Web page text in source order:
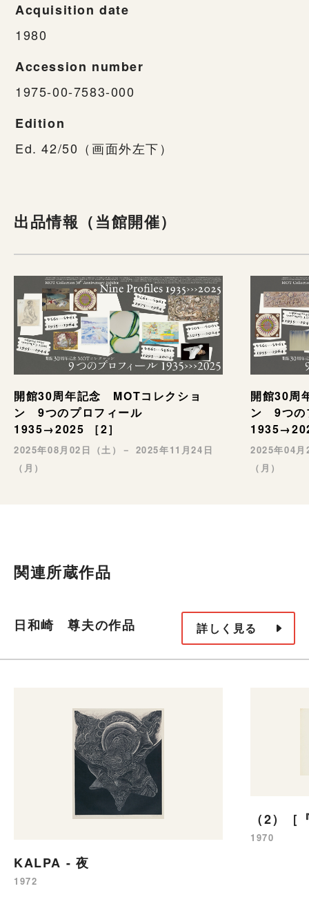
Acquisition date
1980
Accession number
1975-00-7583-000
Edition
Ed. 42/50（画面外左下）
出品情報（当館開催）
開館30周年記念 MOTコレクショ
ン 9つのプロフィール
1935→2025 ［2］
2025年08月02日（土）－ 2025年11月24日
（月）
開館30周
ン 9つ
2025年04
（月）
関連所蔵作品
日和崎 尊夫の作品 詳しく見る
KALPA - 夜
1972
（2）［
1970